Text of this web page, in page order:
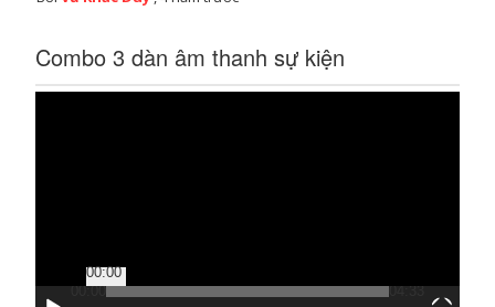
Combo 3 dàn âm thanh sự kiện
00:00
00:00
04:33